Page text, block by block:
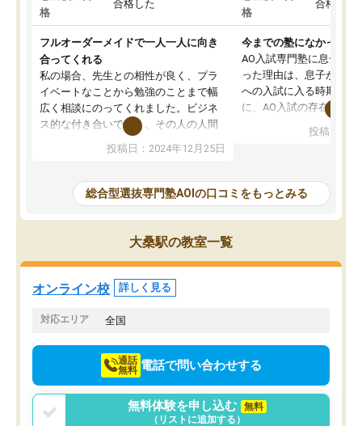
格
合格した
フルオーダーメイドで一人一人に向き
合ってくれる
私の場合、先生との相性が良く、プラ
イベートなことから勉強のことまで幅
広く相談にのってくれました。ビジネ
ス的な付き合いでなく、その人の人間
性までを適切に把握し、むきあってい
るなぁと強く感じることできました。
と相談すると、他の先生も紹介してく
ださり、客観的なアドバイスもいただ
くことができました（志望理由・自己
PR等の添削において）。そして、なに
より自習室が解放されている点がよか
ったです。友達と好きな時間に自習
し、お互いを高めあえる環境がありま
投稿日：2024年12月25日
格
合格した
今までの塾になかった
AO入試専門塾に息子を
った理由は、息子が高校
への入試に入る時期に差
に、AO入試の存在を息
たことから、AOIに入塾
で、AO入試を改めて知
それに対しての具体的な
ことでした。更に子供の
けてらっしゃいますので
投稿日：
総合型選抜専門塾AOIの口コミをもっとみる
大桑駅の教室一覧
オンライン校 詳しく見る
対応エリア 全国
通話
無料 電話で問い合わせする
無料体験を申し込む
無料
（リストに追加する）